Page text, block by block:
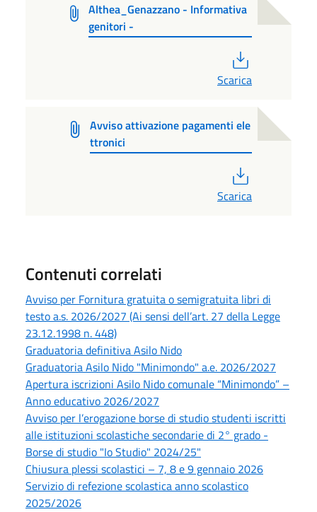
Althea_Genazzano - Informativa
genitori -
Scarica
Avviso attivazione pagamenti ele
ttronici
Scarica
Contenuti correlati
Avviso per Fornitura gratuita o semigratuita libri di
testo a.s. 2026/2027 (Ai sensi dell’art. 27 della Legge
23.12.1998 n. 448)
Graduatoria definitiva Asilo Nido
Graduatoria Asilo Nido "Minimondo" a.e. 2026/2027
Apertura iscrizioni Asilo Nido comunale “Minimondo” –
Anno educativo 2026/2027
Avviso per l’erogazione borse di studio studenti iscritti
alle istituzioni scolastiche secondarie di 2° grado -
Borse di studio "Io Studio" 2024/25"
Chiusura plessi scolastici – 7, 8 e 9 gennaio 2026
Servizio di refezione scolastica anno scolastico
2025/2026